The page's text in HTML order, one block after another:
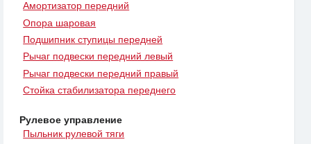
Амортизатор передний
Опора шаровая
Подшипник ступицы передней
Рычаг подвески передний левый
Рычаг подвески передний правый
Стойка стабилизатора переднего
Рулевое управление
Пыльник рулевой тяги